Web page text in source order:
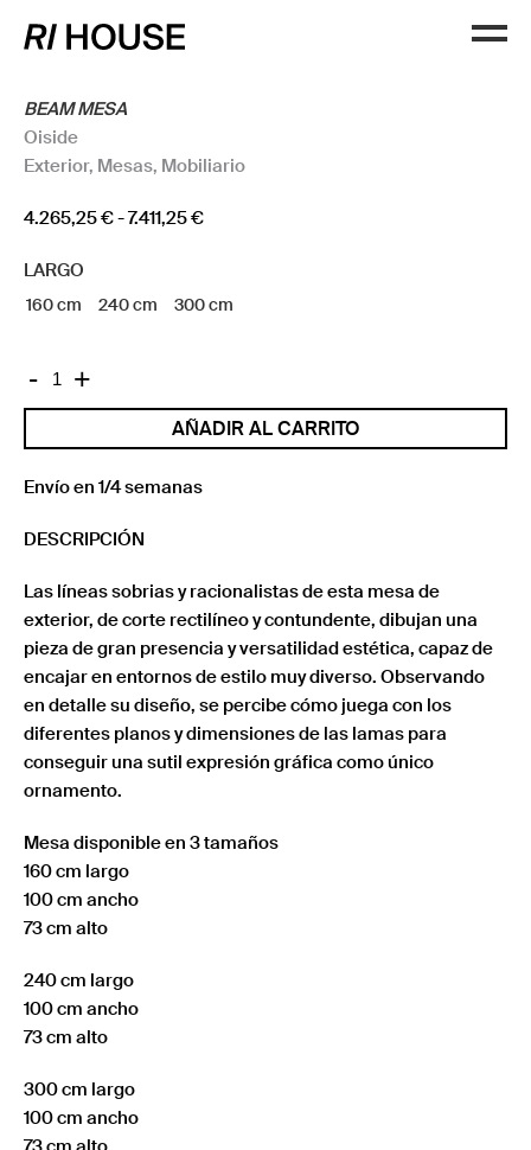
BEAM MESA
Oiside
Exterior, Mesas, Mobiliario
4.265,25€-7.411,25€Rango
desde
LARGO
160 cm 240 cm 300 cm
-
BEAM+
AÑADIR AL CARRITO
Envío en 1/4 semanas
DESCRIPCIÓN
Las líneas sobrias y racionalistas de esta mesa de
exterior, de corte rectilíneo y contundente, dibujan una
pieza de gran presencia y versatilidad estética, capaz de
encajar en entornos de estilo muy diverso. Observando
en detalle su diseño, se percibe cómo juega con los
diferentes planos y dimensiones de las lamas para
conseguir una sutil expresión gráfica como único
ornamento.
Mesa disponible en 3 tamaños
160 cm largo
100 cm ancho
73 cm alto
240 cm largo
100 cm ancho
73 cm alto
300 cm largo
100 cm ancho